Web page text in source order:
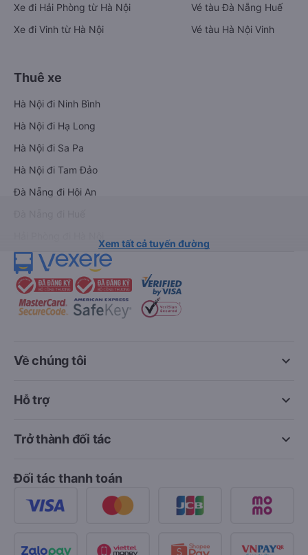
Xe đi Hải Phòng từ Hà Nội
Xe đi Vinh từ Hà Nội
Vé tàu Đà Nẵng Huế
Vé tàu Hà Nội Vinh
Thuê xe
Hà Nội đi Ninh Bình
Hà Nội đi Hạ Long
Hà Nội đi Sa Pa
Hà Nội đi Tam Đảo
Đà Nẵng đi Hội An
Xem tất cả tuyến đường
keyboard_arrow_down
Về chúng tôi
keyboard_arrow_down
Hỗ trợ
keyboard_arrow_down
Trở thành đối tác
Đối tác thanh toán